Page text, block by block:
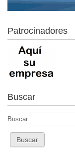
Patrocinadores
Buscar
Buscar